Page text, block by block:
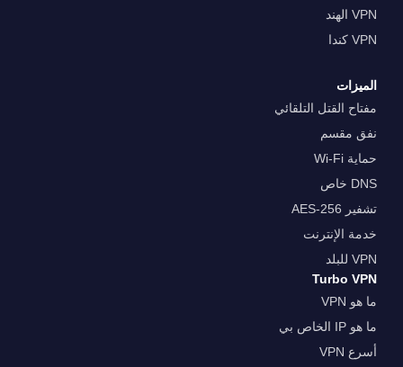
VPN الهند
VPN كندا
الميزات
مفتاح القتل التلقائي
نفق مقسم
حماية Wi-Fi
DNS خاص
تشفير AES-256
خدمة الإنترنت
VPN للبلد
Turbo VPN
ما هو VPN
ما هو IP الخاص بي
أسرع VPN